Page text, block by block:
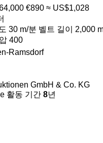
€890 ≈ US$1,028
30 m/분 벨트 길이 2,000
400
Ramsdorf
GmbH & Co. KG
활동 기간 8년